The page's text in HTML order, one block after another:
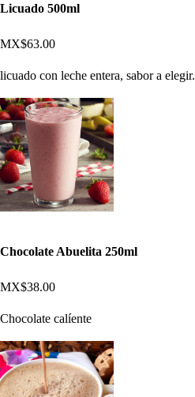
Licuado 500ml
MX$63.00
licuado con leche entera, sabor a elegir.
Chocolate Abuelita 250ml
MX$38.00
Chocolate calíente